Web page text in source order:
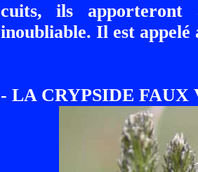
cuits, ils apporteront
inoubliable. Il est appelé
- LA CRYPSIDE FAUX